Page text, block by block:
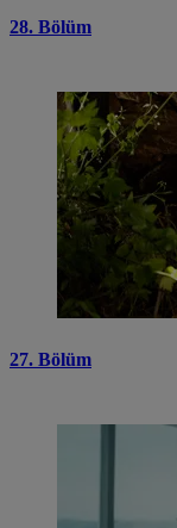
28. Bölüm
27. Bölüm